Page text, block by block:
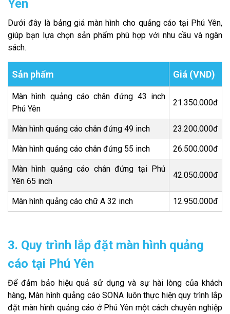
Yên
Dưới đây là bảng giá màn hình cho quảng cáo tại Phú Yên,
giúp bạn lựa chọn sản phẩm phù hợp với nhu cầu và ngân
sách.
Sản phẩm Giá (VND)
Màn hình quảng cáo chân đứng 43 inch
Phú Yên
21.350.000đ
Màn hình quảng cáo chân đứng 49 inch 23.200.000đ
Màn hình quảng cáo chân đứng 55 inch 26.500.000đ
Màn hình quảng cáo chân đứng tại Phú
Yên 65 inch
42.050.000đ
Màn hình quảng cáo chữ A 32 inch 12.950.000đ
3. Quy trình lắp đặt màn hình quảng
cáo tại Phú Yên
Để đảm bảo hiệu quả sử dụng và sự hài lòng của khách
hàng, Màn hình quảng cáo SONA luôn thực hiện quy trình lắp
đặt màn hình quảng cáo ở Phú Yên một cách chuyên nghiệp